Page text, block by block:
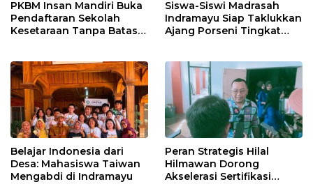
PKBM Insan Mandiri Buka
Pendaftaran Sekolah
Kesetaraan Tanpa Batas
Siswa-Siswi Madrasah
Indramayu Siap Taklukkan
Ajang Porseni Tingkat
Belajar Indonesia dari
Desa: Mahasiswa Taiwan
Mengabdi di Indramayu
Peran Strategis Hilal
Hilmawan Dorong
Akselerasi Sertifikasi